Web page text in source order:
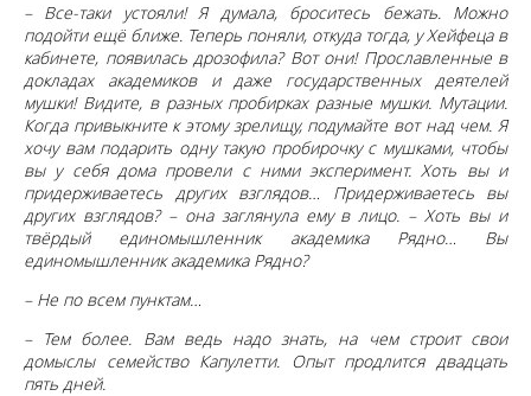
– Все-таки устояли! Я думала, броситесь бежать. Можно
подойти ещё ближе. Теперь поняли, откуда тогда, у Хейфеца в
кабинете, появилась дрозофила? Вот они! Прославленные в
докладах академиков и даже государственных деятелей
мушки! Видите, в разных пробирках разные мушки. Мутации.
Когда привыкните к этому зрелищу, подумайте вот над чем. Я
хочу вам подарить одну такую пробирочку с мушками, чтобы
вы у себя дома провели с ними эксперимент. Хоть вы и
придерживаетесь других взглядов… Придерживаетесь вы
других взглядов? – она заглянула ему в лицо. – Хоть вы и
твёрдый единомышленник академика Рядно… Вы
единомышленник академика Рядно?
– Не по всем пунктам…
– Тем более. Вам ведь надо знать, на чем строит свои
домыслы семейство Капулетти. Опыт продлится двадцать
пять дней.